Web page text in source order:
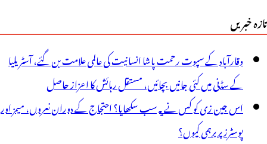
مکمل
کرلینے
لزوم
تازہ خبریں
وقارآباد کے سپوت رحمت پاشا انسانیت کی عالمی علامت بن گئے، آسٹریلیا
کے سڈنی میں کئی جانیں بچائیں، مستقل رہائش کا اعزاز حاصل
اس جین زی کو کس نے یہ سب سکھایا؟ احتجاج کے دوران نعروں، میمز اور
پوسٹرز پر برہمی کیوں؟